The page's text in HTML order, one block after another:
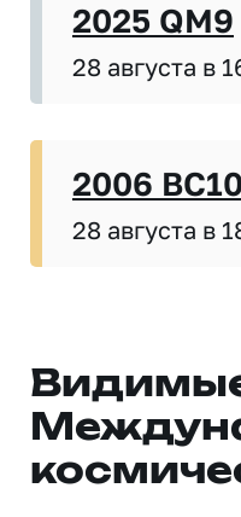
2025 QM9
28 августа в
2006 BC10
28 августа в